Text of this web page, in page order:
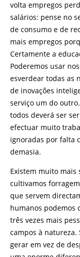
volta empregos
salários: pense no
de consumo e de
mais empregos
Certamente a
Poderemos usar
esverdear todas as
de inovações
serviço um do
todos deverá ser
efectuar muito
ignoradas por falta
demasia.
Existem muito mais
cultivamos
que servem
humanos podemos
três vezes mais
campos à
gerar em vez de